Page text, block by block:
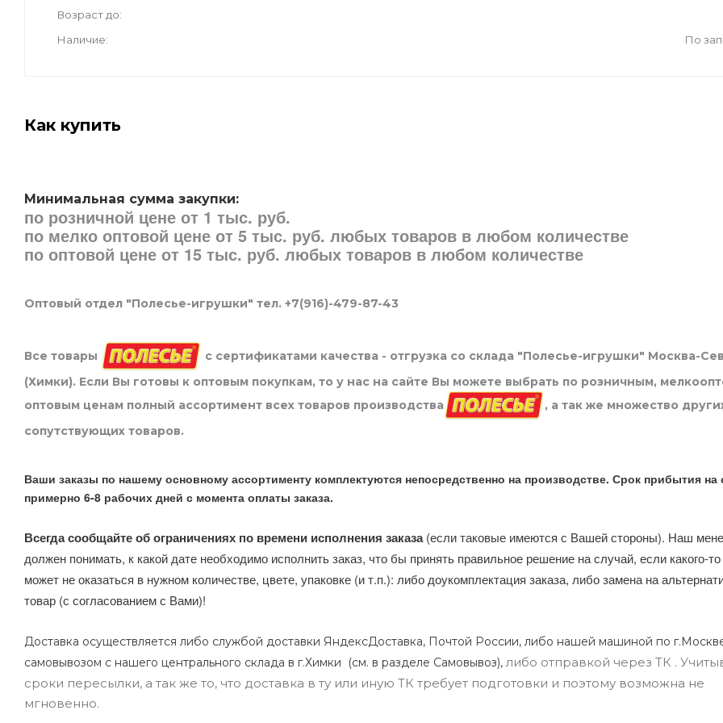
Возраст до
Наличие
По
Как купить
Минимальная сумма закупки:
по розничной цене от 1 тыс. руб.
по мелко оптовой цене от 5 тыс. руб. любых товаров в любом количестве
по оптовой цене от 15 тыс. руб. любых товаров в любом количестве
Оптовый отдел "Полесье-игрушки" тел. +7(916)-479-87-43
Все товары
с сертификатами качества - отгрузка со склада "Полесье-игрушки" Москва-
(Химки). Если Вы готовы к оптовым покупкам, то у нас на сайте Вы можете выбрать по розничным,
оптовым ценам полный ассортимент всех товаров производства
, а так же множество
сопутствующих товаров.
Ваши заказы по нашему основному ассортименту комплектуются непосредственно на производстве. Срок прибытия на
примерно 6-8 рабочих дней с момента оплаты заказа.
Всегда сообщайте об ограничениях по времени исполнения заказа(если таковые имеются с Вашей стороны). Наш
должен понимать, к какой дате необходимо исполнить заказ, что бы принять правильное решение на случай, если какого-
может не оказаться в нужном количестве, цвете, упаковке (и т.п.): либо доукомплектация заказа, либо замена на
товар (с согласованием с Вами)!
Доставка осуществляется либо службой доставки ЯндексДоставка, Почтой России, либо нашей машиной по
самовывозом с нашего центрального склада в г.Химки (см. в разделе Самовывоз), либо отправкой через ТК .
сроки пересылки, а так же то, что доставка в ту или иную ТК требует подготовки и поэтому возможна не
мгновенно.